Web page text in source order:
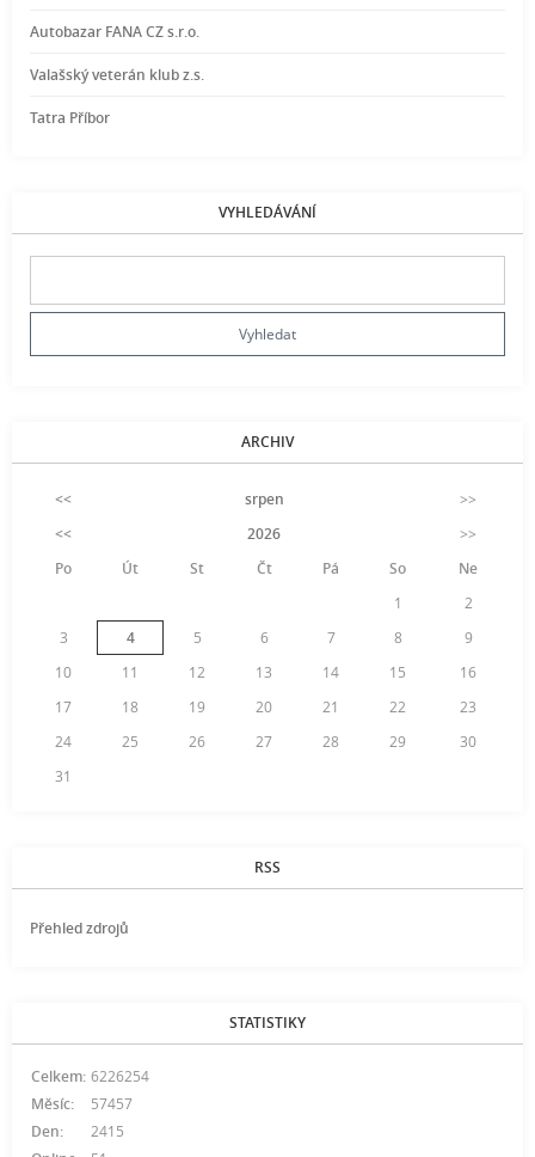
Autobazar FANA CZ s.r.o.
Valašský veterán klub z.s.
Tatra Příbor
VYHLEDÁVÁNÍ
ARCHIV
<< srpen
>>
<<
2026
>>
Po
Út St Čt Pá So
Ne
1
2
3
4 5 6 7 8
9
10
11 12 13 14 15
16
17
18 19 20 21 22
23
24
25 26 27 28 29
30
31
RSS
Přehled zdrojů
STATISTIKY
Celkem: 6226254
Měsíc:
57457
Den:
2415